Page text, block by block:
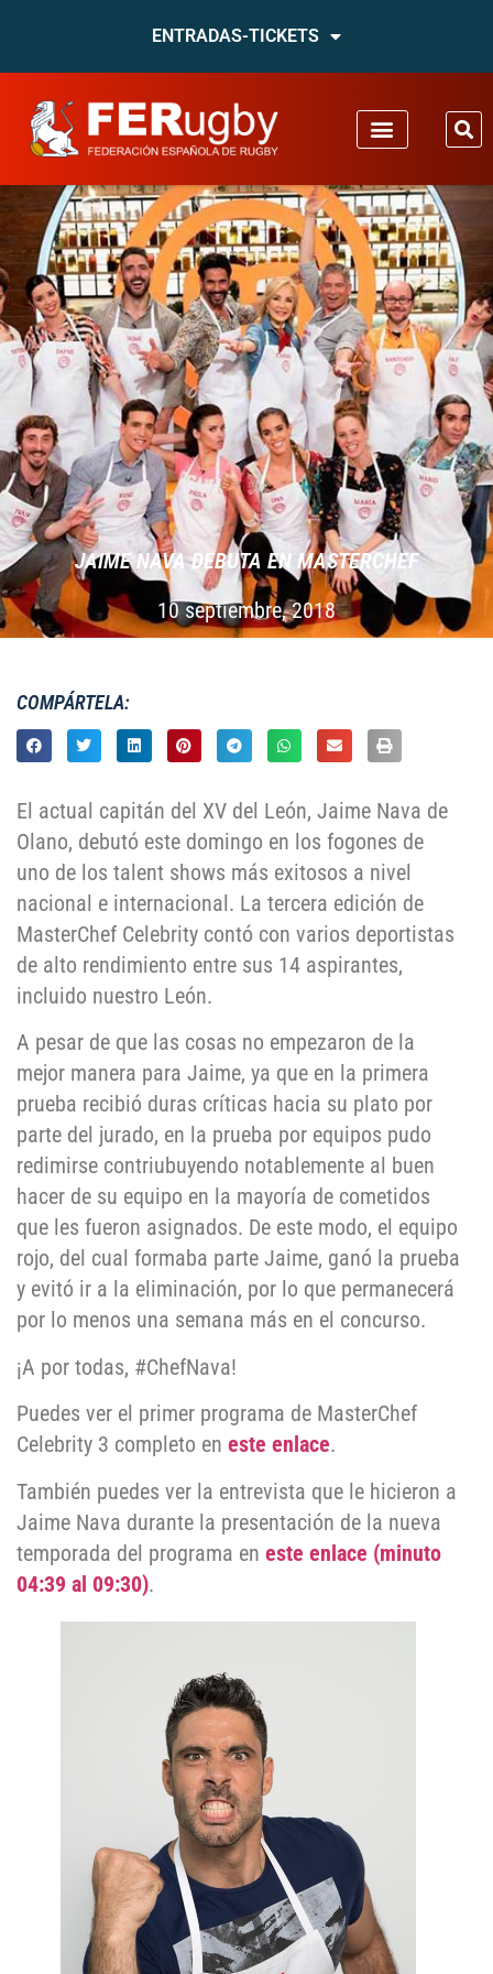
ENTRADAS-TICKETS
JAIME NAVA DEBUTA EN MASTERCHEF
10 septiembre, 2018
COMPÁRTELA:
El actual capitán del XV del León, Jaime Nava de
Olano, debutó este domingo en los fogones de
uno de los talent shows más exitosos a nivel
nacional e internacional. La tercera edición de
MasterChef Celebrity contó con varios deportistas
de alto rendimiento entre sus 14 aspirantes,
incluido nuestro León.
A pesar de que las cosas no empezaron de la
mejor manera para Jaime, ya que en la primera
prueba recibió duras críticas hacia su plato por
parte del jurado, en la prueba por equipos pudo
redimirse contriubuyendo notablemente al buen
hacer de su equipo en la mayoría de cometidos
que les fueron asignados. De este modo, el equipo
rojo, del cual formaba parte Jaime, ganó la prueba
y evitó ir a la eliminación, por lo que permanecerá
por lo menos una semana más en el concurso.
¡A por todas, #ChefNava!
Puedes ver el primer programa de MasterChef
Celebrity 3 completo en este enlace.
También puedes ver la entrevista que le hicieron a
Jaime Nava durante la presentación de la nueva
temporada del programa en este enlace (minuto
04:39 al 09:30).